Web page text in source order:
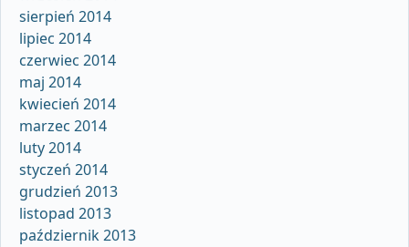
sierpień 2014
lipiec 2014
czerwiec 2014
maj 2014
kwiecień 2014
marzec 2014
luty 2014
styczeń 2014
grudzień 2013
listopad 2013
październik 2013